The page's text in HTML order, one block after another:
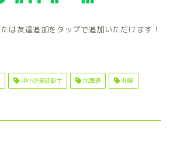
は友達追加をタップで追加いただけます！
中小企業診断士 北海道 札幌